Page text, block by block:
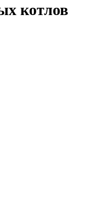
котлов